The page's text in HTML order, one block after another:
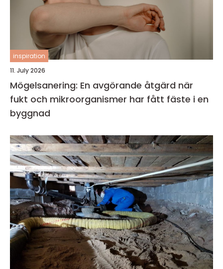
inspiration
11. July 2026
Mögelsanering: En avgörande åtgärd när
fukt och mikroorganismer har fått fäste i en
byggnad